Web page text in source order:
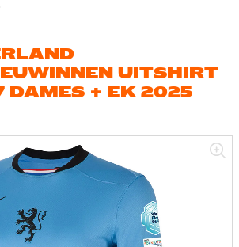
UITSHIRT
+ EK 2025